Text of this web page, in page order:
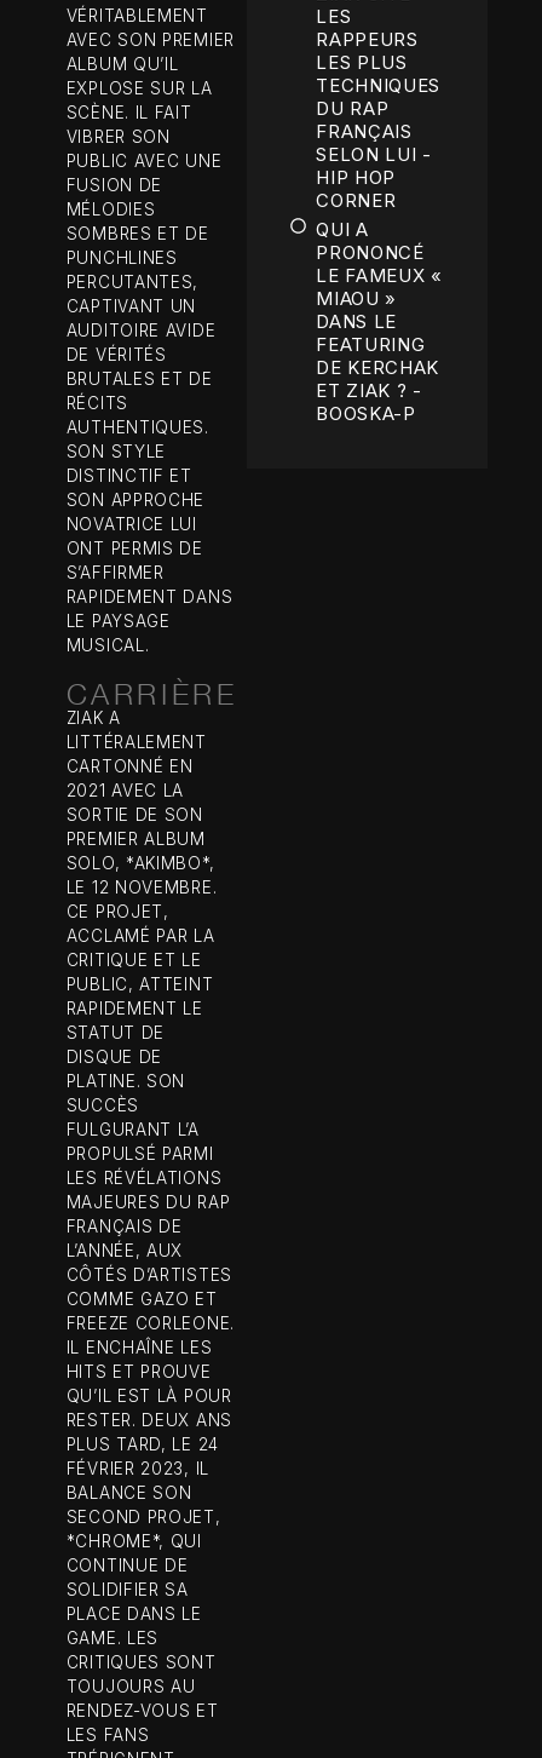
VÉRITABLEMENT
AVEC SON PREMIER
ALBUM QU’IL
EXPLOSE SUR LA
SCÈNE. IL FAIT
VIBRER SON
PUBLIC AVEC UNE
FUSION DE
MÉLODIES
SOMBRES ET DE
PUNCHLINES
PERCUTANTES,
CAPTIVANT UN
AUDITOIRE AVIDE
DE VÉRITÉS
BRUTALES ET DE
RÉCITS
AUTHENTIQUES.
SON STYLE
DISTINCTIF ET
SON APPROCHE
NOVATRICE LUI
ONT PERMIS DE
S’AFFIRMER
RAPIDEMENT DANS
LE PAYSAGE
MUSICAL.
CARRIÈRE
ZIAK A
LITTÉRALEMENT
CARTONNÉ EN
2021 AVEC LA
SORTIE DE SON
PREMIER ALBUM
SOLO, *AKIMBO*,
LE 12 NOVEMBRE.
CE PROJET,
ACCLAMÉ PAR LA
CRITIQUE ET LE
PUBLIC, ATTEINT
RAPIDEMENT LE
STATUT DE
DISQUE DE
PLATINE. SON
SUCCÈS
FULGURANT L’A
PROPULSÉ PARMI
LES RÉVÉLATIONS
MAJEURES DU RAP
FRANÇAIS DE
L’ANNÉE, AUX
CÔTÉS D’ARTISTES
COMME GAZO ET
FREEZE CORLEONE.
IL ENCHAÎNE LES
HITS ET PROUVE
QU’IL EST LÀ POUR
RESTER. DEUX ANS
PLUS TARD, LE 24
FÉVRIER 2023, IL
BALANCE SON
SECOND PROJET,
*CHROME*, QUI
CONTINUE DE
SOLIDIFIER SA
PLACE DANS LE
GAME. LES
CRITIQUES SONT
TOUJOURS AU
RENDEZ-VOUS ET
LES FANS
LES
RAPPEURS
LES PLUS
TECHNIQUES
DU RAP
FRANÇAIS
SELON LUI -
HIP HOP
CORNER
QUI A
PRONONCÉ
LE FAMEUX «
MIAOU »
DANS LE
FEATURING
DE KERCHAK
ET ZIAK ? -
BOOSKA-P